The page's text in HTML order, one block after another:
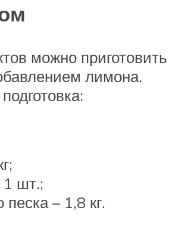
можно приготовить
лимона.
шт.;
песка – 1,8 кг.